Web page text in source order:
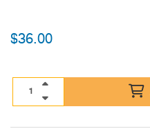
$36.00